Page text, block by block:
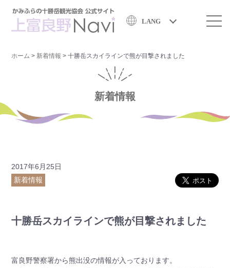
LANG
ホーム > 新着情報 >十勝岳スカイラインで熊が目撃されました
新着情報
2017年6月25日
新着情報
十勝岳スカイラインで熊が目撃されました
富良野警察署から熊出没の情報が入っております。